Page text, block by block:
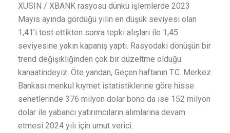
XUSIN / XBANK rasyosu dünkü işlemlerde 2023
Mayıs ayında gördüğü yılın en düşük seviyesi olan
1,41’i test ettikten sonra tepki alışları ile 1,45
seviyesine yakın kapanış yaptı. Rasyodaki dönüşün bir
trend değişikliğinden çok bir düzeltme olduğu
kanaatindeyiz. Öte yandan, Geçen haftanın T.C. Merkez
Bankası menkul kıymet istatistiklerine göre hisse
senetlerinde 376 milyon dolar bono da ise 152 milyon
dolar ile yabancı yatırımcıların alımlarına devam
etmesi 2024 yılı için umut verici.